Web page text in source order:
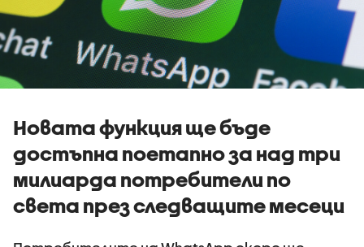
Новата функция ще бъде
достъпна поетапно за над три
милиарда потребители по
света през следващите месеци